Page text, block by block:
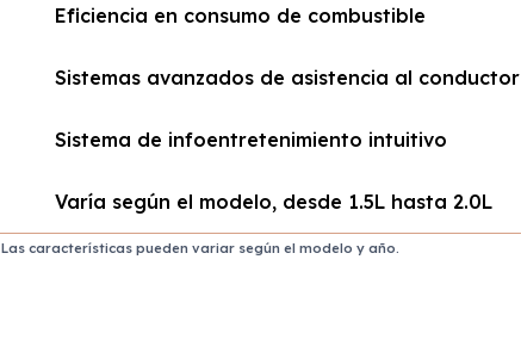
Eficiencia en consumo de combustible
Sistemas avanzados de asistencia al conductor
Sistema de infoentretenimiento intuitivo
Varía según el modelo, desde 1.5L hasta 2.0L
Las características pueden variar según el modelo y año.